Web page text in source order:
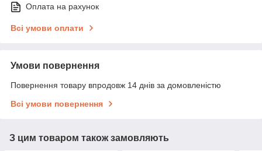
Оплата на рахунок
Всі умови оплати
Умови повернення
Повернення товару впродовж 14 днів за домовленістю
Всі умови повернення
З цим товаром також замовляють